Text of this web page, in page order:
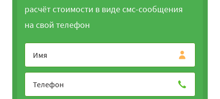
расчёт стоимости в виде смс-сообщения
на свой телефон